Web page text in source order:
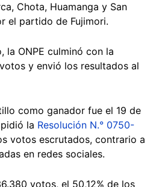
Chota, Huamanga y San
el partido de Fujimori.
la ONPE culminó con la
y envió los resultados al
como ganador fue el 19 de
la Resolución N.° 0750-
votos escrutados, contrario a
en redes sociales.
votos, el 50,12% de los